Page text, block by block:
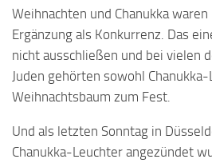
Weihnachten und Chanukka
Ergänzung als Konkurrenz. Das
nicht ausschließen und bei vielen
Juden gehörten sowohl
Weihnachtsbaum zum Fest.
Und als letzten Sonntag in
Chanukka-Leuchter angezündet